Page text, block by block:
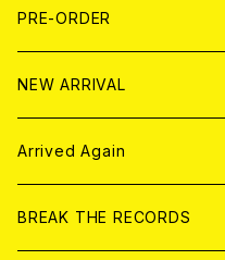
LP
HOOD
T-shirt
HOOD
BOLLOCKS
EL ZINE
写真集 (PHOTOBOOK)
CD
アナログ
アパレル
書籍
PRE-ORDER
NEW ARRIVAL
CD
アナログ
Arrived Again
CD
BREAK THE RECORDS